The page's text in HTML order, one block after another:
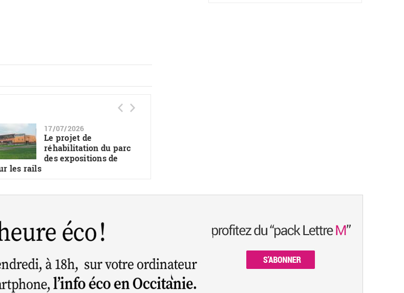
17/07/2026
Le projet de
réhabilitation du parc
des expositions de
les rails